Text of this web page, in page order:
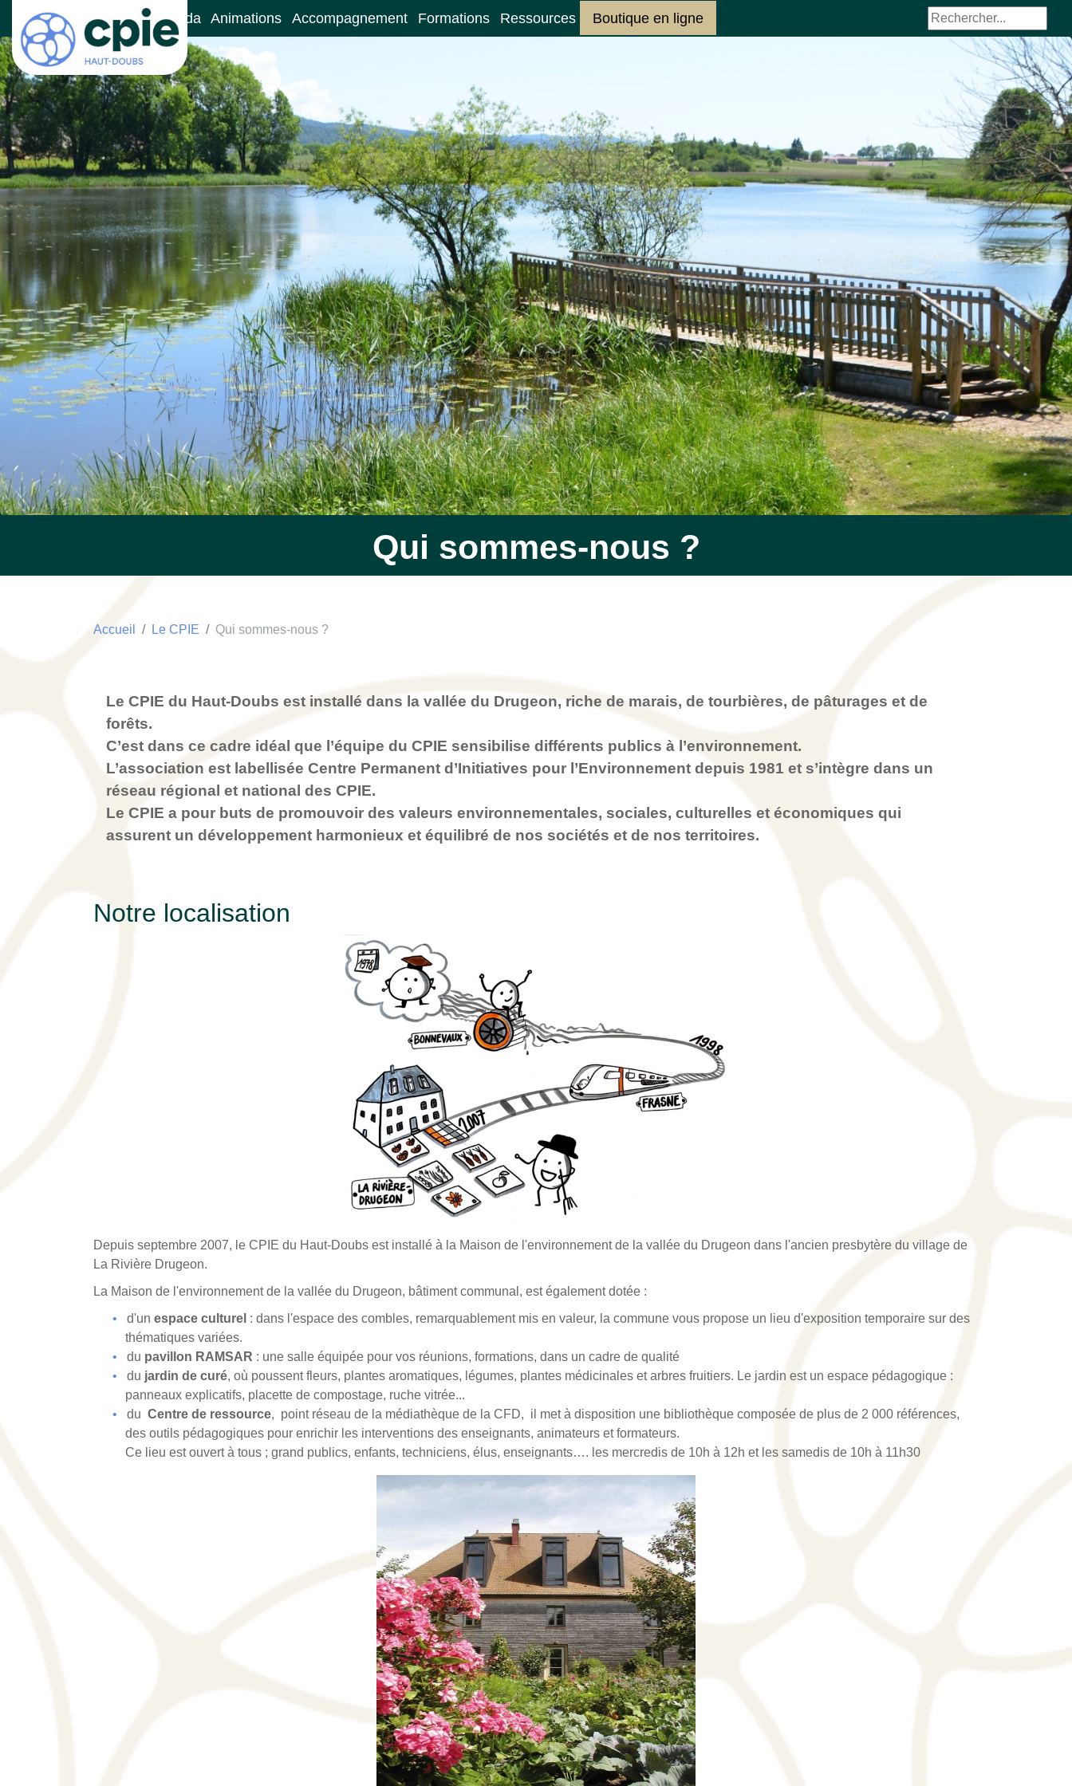
Accueil Le CPIE Agenda Animations Accompagnement Formations Ressources Boutique en ligne
Qui sommes-nous ?
Accueil Le CPIE Qui sommes-nous ?
Le CPIE du Haut-Doubs est installé dans la vallée du Drugeon, riche de marais, de tourbières, de pâturages et de
forêts.
C’est dans ce cadre idéal que l’équipe du CPIE sensibilise différents publics à l’environnement.
L’association est labellisée Centre Permanent d’Initiatives pour l’Environnement depuis 1981 et s’intègre dans un
réseau régional et national des CPIE.
Le CPIE a pour buts de promouvoir des valeurs environnementales, sociales, culturelles et économiques qui
assurent un développement harmonieux et équilibré de nos sociétés et de nos territoires.
Notre localisation
Depuis septembre 2007, le CPIE du Haut-Doubs est installé à la Maison de l'environnement de la vallée du Drugeon dans l'ancien presbytère du village de
La Rivière Drugeon.
La Maison de l'environnement de la vallée du Drugeon, bâtiment communal, est également dotée :
d'un espace culturel : dans l'espace des combles, remarquablement mis en valeur, la commune vous propose un lieu d'exposition temporaire sur des
thématiques variées.
du pavillon RAMSAR : une salle équipée pour vos réunions, formations, dans un cadre de qualité
du jardin de curé, où poussent fleurs, plantes aromatiques, légumes, plantes médicinales et arbres fruitiers. Le jardin est un espace pédagogique :
panneaux explicatifs, placette de compostage, ruche vitrée...
du Centre de ressource, point réseau de la médiathèque de la CFD, il met à disposition une bibliothèque composée de plus de 2 000 références,
des outils pédagogiques pour enrichir les interventions des enseignants, animateurs et formateurs.
Ce lieu est ouvert à tous ; grand publics, enfants, techniciens, élus, enseignants…. les mercredis de 10h à 12h et les samedis de 10h à 11h30